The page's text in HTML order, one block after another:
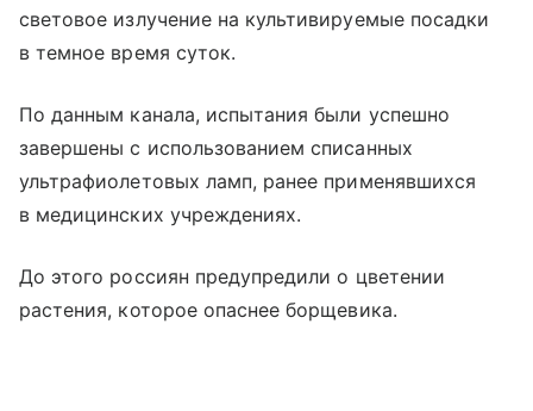
световое излучение на культивируемые посадки
в темное время суток.
По данным канала, испытания были успешно
завершены с использованием списанных
ультрафиолетовых ламп, ранее применявшихся
в медицинских учреждениях.
До этого россиян предупредили о цветении
растения, которое опаснее борщевика.